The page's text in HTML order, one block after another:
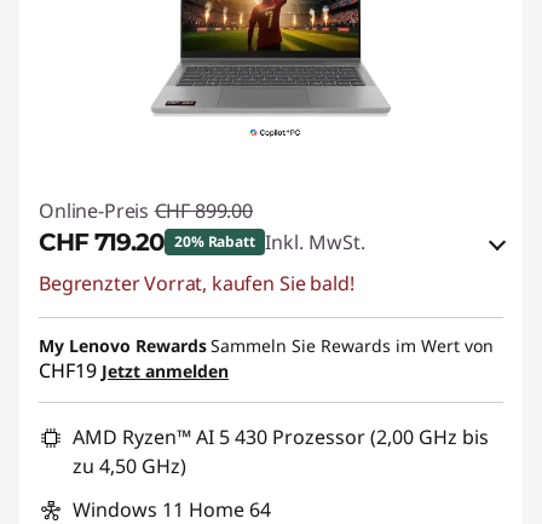
Online-Preis CHF 899.00
CHF 719.20 20% Rabatt Inkl. MwSt.
eCoupon-Rabatt :-CHF 179.80
eCoupon :SALES
Begrenzter Vorrat, kaufen Sie bald!
My Lenovo RewardsSammeln Sie Rewards im Wert von
CHF19 Jetzt anmelden
AMD Ryzen™ AI 5 430 Prozessor (2,00 GHz bis
zu 4,50 GHz)
Windows 11 Home 64